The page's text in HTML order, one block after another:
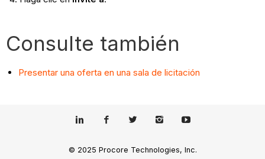
Consulte también
Presentar una oferta en una sala de licitación
© 2025 Procore Technologies, Inc.